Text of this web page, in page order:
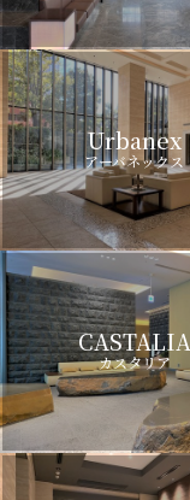
Urbanex
アーバネックス
CASTALIA
カスタリア